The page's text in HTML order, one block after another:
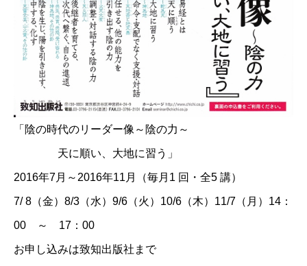
「陰の時代のリーダー像～陰の力～
天に順い、大地に習う」
2016年7月～2016年11月（毎月1 回・全5 講）
7/ 8（金）8/3（水）9/6（火）10/6（木）11/7（月）14：
00 ～ 17：00
お申し込みは致知出版社まで